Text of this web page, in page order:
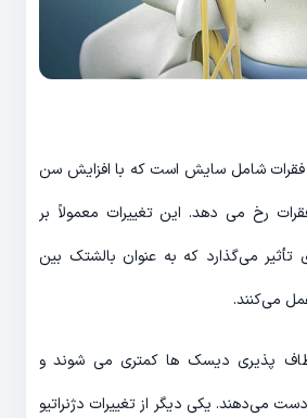
فقرات شامل سایش است که با افزایش سن
رخ می دهد. این تغییرات معمولاً بر
می‌گذارد که به عنوان بالشتک بین
می‌کنند.
پذیری دیسک ها کمتری می شوند و
می‌دهند. یکی دیگر از تغییرات دژنراتیو